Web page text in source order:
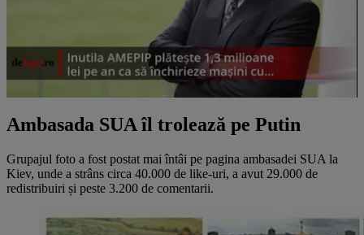
Ambasada SUA îl trolează pe Putin
Grupajul foto a fost postat mai întâi pe pagina ambasadei SUA la
Kiev, unde a strâns circa 40.000 de like-uri, a avut 29.000 de
redistribuiri și peste 3.200 de comentarii.